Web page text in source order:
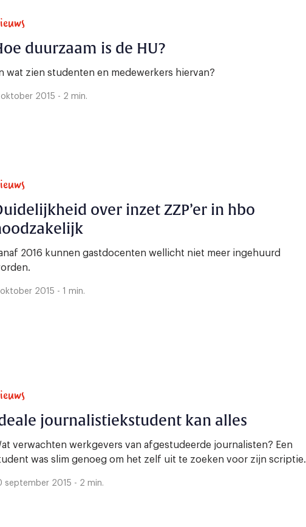
duurzaam is de HU?
wat zien studenten en medewerkers hiervan?
oktober 2015 - 2 min.
over inzet ZZP’er in hbo
2016 kunnen gastdocenten wellicht niet meer ingehuurd
2015 - 1 min.
journalistiekstudent kan alles
verwachten werkgevers van afgestudeerde journalisten? Een
was slim genoeg om het zelf uit te zoeken voor zijn scriptie.
september 2015 - 2 min.